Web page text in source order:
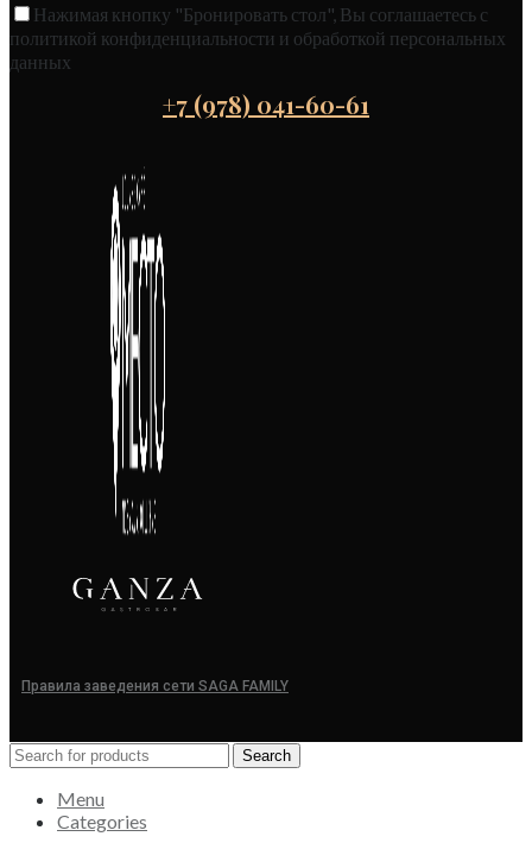
Нажимая кнопку "Бронировать стол", Вы соглашаетесь с
политикой конфиденциальности и обработкой персональных
данных
+7 (978) 041-60-61
Правила заведения сети SAGA FAMILY
Search
Menu
Categories